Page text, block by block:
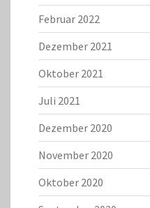
Februar 2022
Dezember 2021
Oktober 2021
Juli 2021
Dezember 2020
November 2020
Oktober 2020